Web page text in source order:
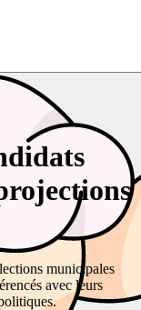
municipales
avec leurs